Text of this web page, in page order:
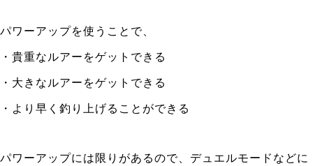
パワーアップを使うことで、
・貴重なルアーをゲットできる
・大きなルアーをゲットできる
・より早く釣り上げることができる
パワーアップには限りがあるので、デュエルモードなどに